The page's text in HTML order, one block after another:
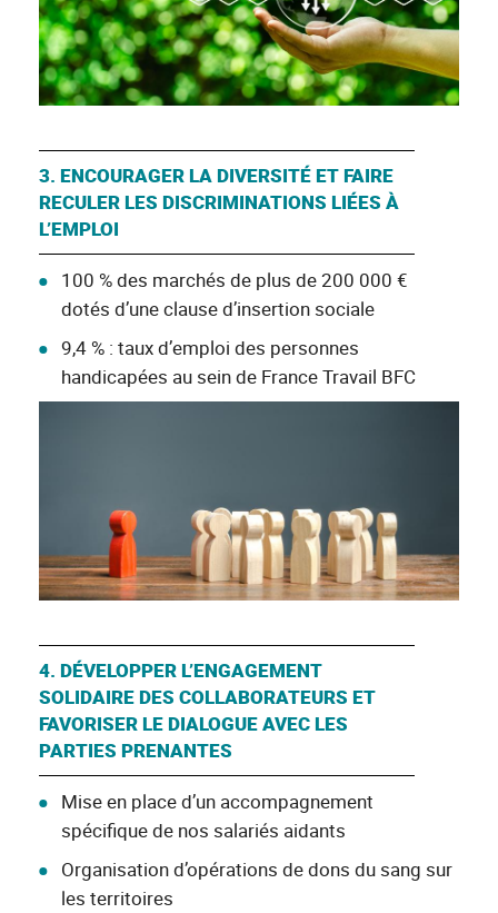
3. ENCOURAGER LA DIVERSITÉ ET FAIRE
RECULER LES DISCRIMINATIONS LIÉES À
L’EMPLOI
100 % des marchés de plus de 200 000 €
dotés d’une clause d’insertion sociale
9,4 % : taux d’emploi des personnes
handicapées au sein de France Travail BFC
4. DÉVELOPPER L’ENGAGEMENT
SOLIDAIRE DES COLLABORATEURS ET
FAVORISER LE DIALOGUE AVEC LES
PARTIES PRENANTES
Mise en place d’un accompagnement
spécifique de nos salariés aidants
Organisation d’opérations de dons du sang sur
les territoires